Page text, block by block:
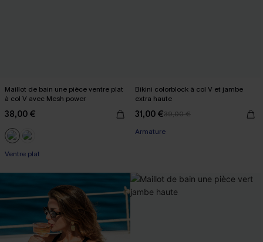
Maillot de bain une pièce ventre plat
à col V avec Mesh power
38,00 €
Ventre plat
Bikini colorblock à col V et jambe
extra haute
31,00 €39,00 €
Armature